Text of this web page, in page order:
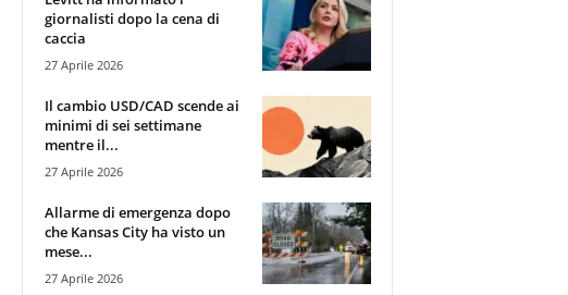
giornalisti dopo la cena di
caccia
27 Aprile 2026
Il cambio USD/CAD scende ai
minimi di sei settimane
mentre il...
27 Aprile 2026
Allarme di emergenza dopo
che Kansas City ha visto un
mese...
27 Aprile 2026